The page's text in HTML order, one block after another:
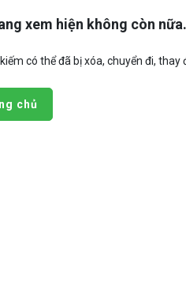
xem hiện không còn nữa.
có thể đã bị xóa, chuyển đi,
chủ